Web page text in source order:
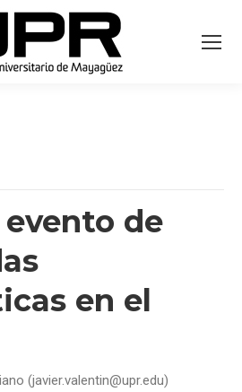
de
en el
(javier.valentin@upr.edu)